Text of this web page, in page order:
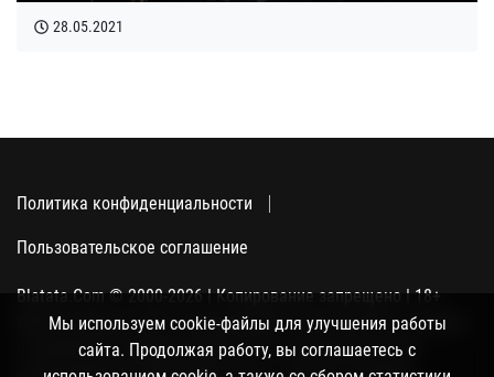
28.05.2021
Политика конфиденциальности
Пользовательское соглашение
Blatata.Com © 2000-2026 | Копирование запрещено | 18+
Использование сайта подразумевает ваше полное согласие
с политикой конфиденциальности, пользовательским
Мы используем cookie-файлы для улучшения работы
сайта. Продолжая работу, вы соглашаетесь с